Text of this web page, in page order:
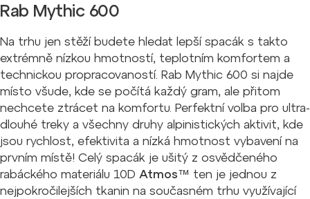
Rab Mythic 600
Na trhu jen stěží budete hledat lepší spacák s takto
extrémně nízkou hmotností, teplotním komfortem a
technickou propracovaností. Rab Mythic 600 si najde
místo všude, kde se počítá každý gram, ale přitom
nechcete ztrácet na komfortu. Perfektní volba pro ultra-
dlouhé treky a všechny druhy alpinistických aktivit, kde
jsou rychlost, efektivita a nízká hmotnost vybavení na
prvním místě! Celý spacák je ušitý z osvědčeného
rabáckého materiálu 10D Atmos™ ten je jednou z
nejpokročilejších tkanin na současném trhu využívající